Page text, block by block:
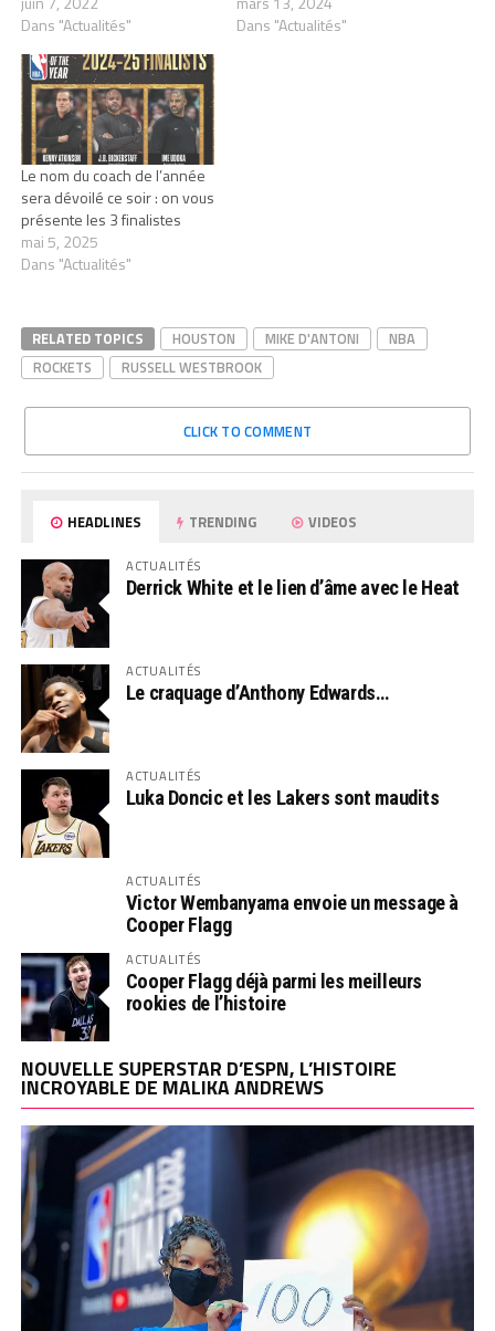
Dans "Actualités"
Dans "Actualités"
Le nom du coach de l’année
sera dévoilé ce soir : on vous
présente les 3 finalistes
mai 5, 2025
Dans "Actualités"
RELATED TOPICS HOUSTON MIKE D'ANTONI
NBA
ROCKETS
RUSSELL WESTBROOK
CLICK TO COMMENT
HEADLINES TRENDING VIDEOS
ACTUALITÉS
Derrick White et le lien d’âme avec le Heat
ACTUALITÉS
Le craquage d’Anthony Edwards…
ACTUALITÉS
Luka Doncic et les Lakers sont maudits
ACTUALITÉS
Victor Wembanyama envoie un message à
Cooper Flagg
ACTUALITÉS
Cooper Flagg déjà parmi les meilleurs
rookies de l’histoire
NOUVELLE SUPERSTAR D’ESPN, L’HISTOIRE
INCROYABLE DE MALIKA ANDREWS